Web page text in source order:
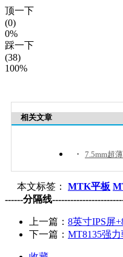
顶一下
(0)
0%
踩一下
(38)
100%
相关文章
· 7.5mm超
本文标签： MTK平板
------分隔线
上一篇： 8英寸IPS屏
下一篇： MT8135强